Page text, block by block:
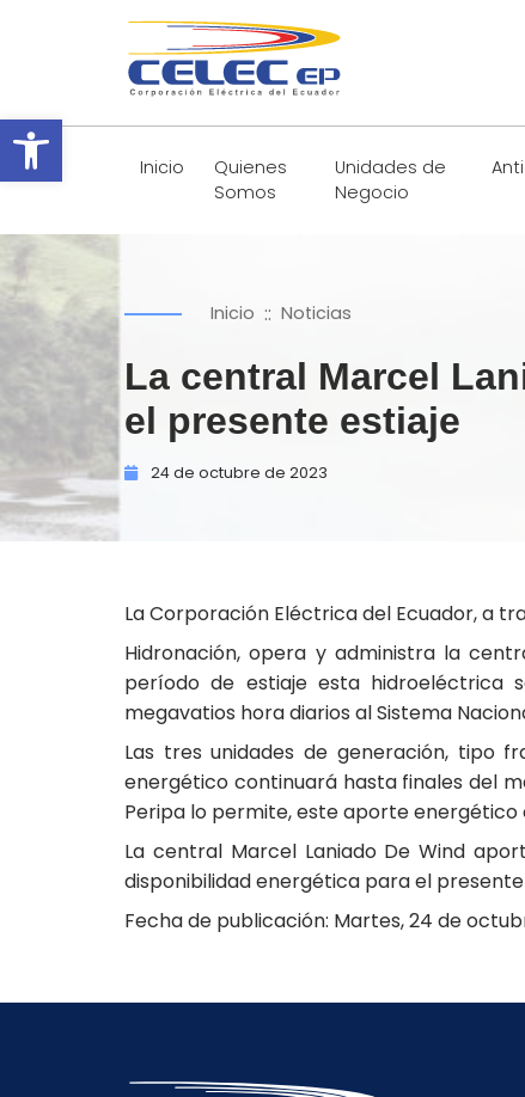
Abrir barra de
Inicio
Quienes
Somos
Unidades de
Negocio
Inicio :: Noticias
La central Marcel
el presente estiaje
24 de octubre de 2023
La Corporación Eléctrica del Ecuador, a
Hidronación, opera y administra la
período de estiaje esta hidroeléctrica
megavatios hora diarios al Sistema
Las tres unidades de generación, tipo
energético continuará hasta finales del
Peripa lo permite, este aporte
La central Marcel Laniado De Wind
disponibilidad energética para el presente
Fecha de publicación: Martes, 24 de